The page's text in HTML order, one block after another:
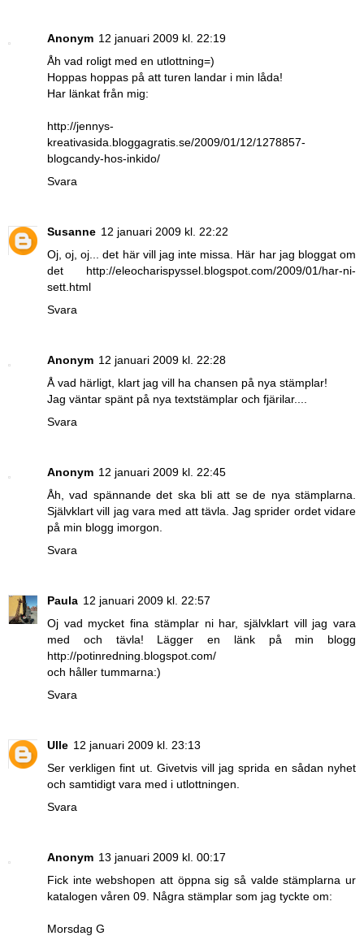
Anonym 12 januari 2009 kl. 22:19
Åh vad roligt med en utlottning=)
Hoppas hoppas på att turen landar i min låda!
Har länkat från mig:
http://jennys-
kreativasida.bloggagratis.se/2009/01/12/1278857-
blogcandy-hos-inkido/
Svara
Susanne 12 januari 2009 kl. 22:22
Oj, oj, oj... det här vill jag inte missa. Här har jag bloggat om
det http://eleocharispyssel.blogspot.com/2009/01/har-ni-
sett.html
Svara
Anonym 12 januari 2009 kl. 22:28
Å vad härligt, klart jag vill ha chansen på nya stämplar!
Jag väntar spänt på nya textstämplar och fjärilar....
Svara
Anonym 12 januari 2009 kl. 22:45
Åh, vad spännande det ska bli att se de nya stämplarna.
Självklart vill jag vara med att tävla. Jag sprider ordet vidare
på min blogg imorgon.
Svara
Paula 12 januari 2009 kl. 22:57
Oj vad mycket fina stämplar ni har, självklart vill jag vara
med och tävla! Lägger en länk på min blogg
http://potinredning.blogspot.com/
och håller tummarna:)
Svara
Ulle 12 januari 2009 kl. 23:13
Ser verkligen fint ut. Givetvis vill jag sprida en sådan nyhet
och samtidigt vara med i utlottningen.
Svara
Anonym 13 januari 2009 kl. 00:17
Fick inte webshopen att öppna sig så valde stämplarna ur
katalogen våren 09. Några stämplar som jag tyckte om:
Morsdag G